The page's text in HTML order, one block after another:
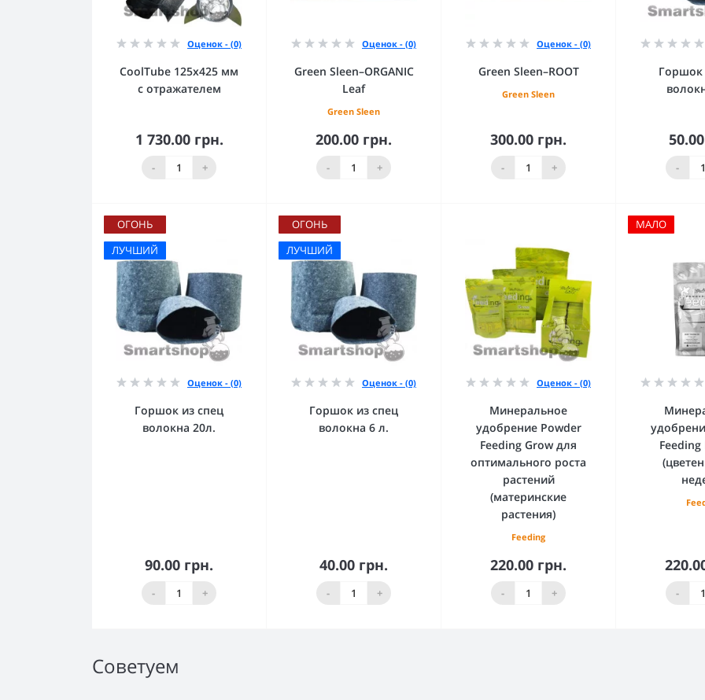
Оценок - (0)
CoolTube 125х425 мм
с отражателем
1 730.00 грн.
- +
В корзину
Оценок - (0)
Green Sleen–ORGANIC
Leaf
Green Sleen
200.00 грн.
- +
В корзину
Оценок - (0)
Green Sleen–ROOT
Green Sleen
300.00 грн.
- +
В корзину
Горшок
- В
ОГОНЬ
ЛУЧШИЙ
Оценок - (0)
Горшок из спец
волокна 20л.
90.00 грн.
- +
В корзину
ОГОНЬ
ЛУЧШИЙ
Оценок - (0)
Горшок из спец
волокна 6 л.
40.00 грн.
- +
В корзину
Оценок - (0)
Минеральное
удобрение Powder
Feeding Grow для
оптимального роста
растений
(материнские
растения)
Feeding
220.00 грн.
- +
В корзину
МАЛО
- В
Советуем